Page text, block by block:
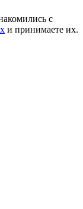
с
и принимаете их.